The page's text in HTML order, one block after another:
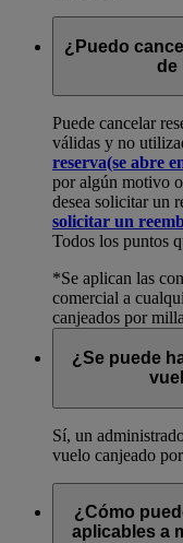
¿Puedo
de
Puede cancelar
válidas y no
reserva(se abre
por algún motivo
desea solicitar un
solicitar un
Todos los puntos
*Se aplican las
comercial a
canjeados por
¿Se puede
Sí, un
vuelo canjeado
¿Cómo
aplicables a